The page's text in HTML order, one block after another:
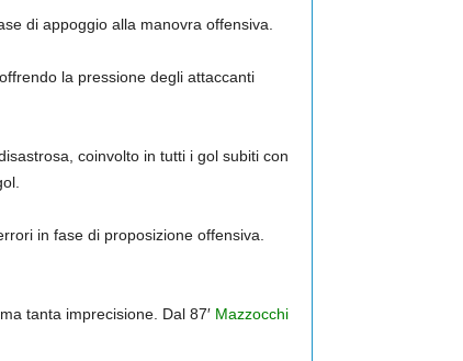
di appoggio alla manovra offensiva.
la pressione degli attaccanti
coinvolto in tutti i gol subiti con
in fase di proposizione offensiva.
tanta imprecisione. Dal 87′ Mazzocchi